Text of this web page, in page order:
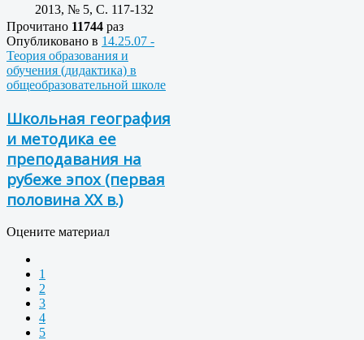
2013, № 5, C. 117-132
Прочитано 11744 раз
Опубликовано в 14.25.07 -
Теория образования и
обучения (дидактика) в
общеобразовательной школе
Школьная география
и методика ее
преподавания на
рубеже эпох (первая
половина XX в.)
Оцените материал
1
2
3
4
5